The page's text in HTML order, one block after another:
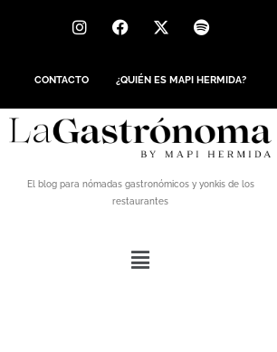
CONTACTO ¿QUIÉN ES MAPI HERMIDA?
El blog para nómadas gastronómicos y yonkis de los
restaurantes